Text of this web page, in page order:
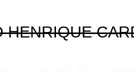
HENRIQUE